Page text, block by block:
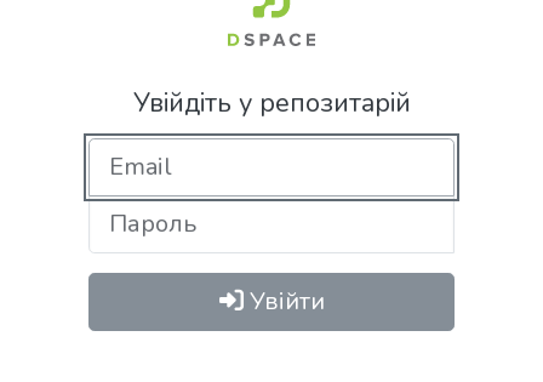
Увійдіть у репозитарій
Увійти